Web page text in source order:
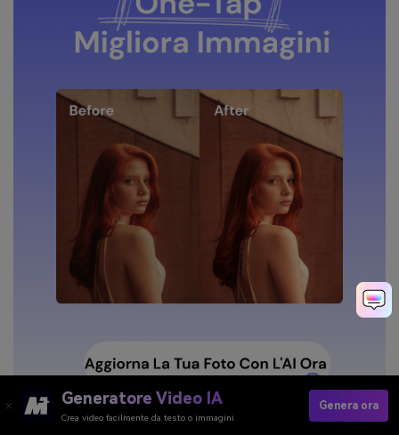
Generatore Video IA
Crea video facilmente da testo o immagini
Genera ora